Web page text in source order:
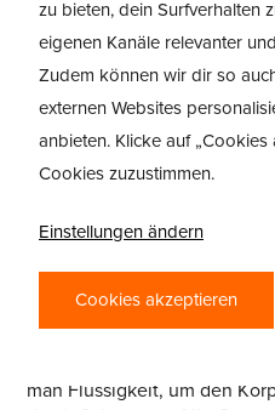
BERATUNG
TRINKEN
man Flüssigkeit, um den
zu bieten, dein Surfverhalten
eigenen Kanäle relevanter
Zudem können wir dir so
externen Websites
anbieten. Klicke auf „Cookies
Cookies zuzustimmen.
Einstellungen ändern
Cookies akzeptieren